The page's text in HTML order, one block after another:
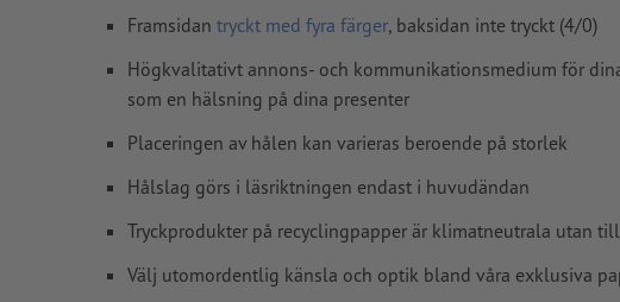
Hur skapar jag utskriftsdata korrekt?
Framsidan tryckt med fyra färger, baksidan inte tryckt (4/0)
Högkvalitativt annons- och kommunikationsmedium för
som en hälsning på dina presenter
Placeringen av hålen kan varieras beroende på storlek
Hålslag görs i läsriktningen endast i huvudändan
Tryckprodukter på recyclingpapper är klimatneutrala utan
Välj utomordentlig känsla och optik bland våra exklusiva